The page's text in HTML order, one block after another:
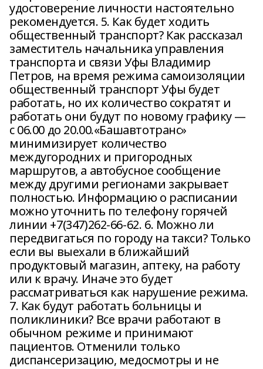
удостоверение личности настоятельно
рекомендуется. 5. Как будет ходить
общественный транспорт? Как рассказал
заместитель начальника управления
транспорта и связи Уфы Владимир
Петров, на время режима самоизоляции
общественный транспорт Уфы будет
работать, но их количество сократят и
работать они будут по новому графику —
с 06.00 до 20.00.«Башавтотранс»
минимизирует количество
междугородних и пригородных
маршрутов, а автобусное сообщение
между другими регионами закрывает
полностью. Информацию о расписании
можно уточнить по телефону горячей
линии +7(347)262-66-62. 6. Можно ли
передвигаться по городу на такси? Только
если вы выехали в ближайший
продуктовый магазин, аптеку, на работу
или к врачу. Иначе это будет
рассматриваться как нарушение режима.
7. Как будут работать больницы и
поликлиники? Все врачи работают в
обычном режиме и принимают
пациентов. Отменили только
диспансеризацию, медосмотры и не